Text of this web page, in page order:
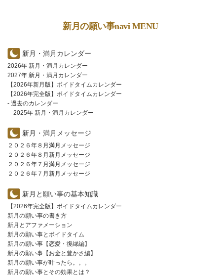
新月の願い事navi MENU
新月・満月カレンダー
2026年 新月・満月カレンダー
2027年 新月・満月カレンダー
【2026年新月版】ボイドタイムカレンダー
【2026年完全版】ボイドタイムカレンダー
- 過去のカレンダー
2025年 新月・満月カレンダー
新月・満月メッセージ
２０２６年８月満月メッセージ
２０２６年８月新月メッセージ
２０２６年７月満月メッセージ
２０２６年７月新月メッセージ
新月と願い事の基本知識
【2026年完全版】ボイドタイムカレンダー
新月の願い事の書き方
新月とアファメーション
新月の願い事とボイドタイム
新月の願い事【恋愛・復縁編】
新月の願い事【お金と豊かさ編】
新月の願い事が叶ったら。。。
新月の願い事とその効果とは？